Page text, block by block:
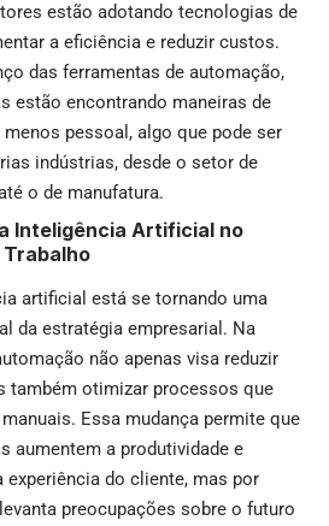
estão adotando tecnologias de
a eficiência e reduzir custos.
das ferramentas de automação,
estão encontrando maneiras de
pessoal, algo que pode ser
indústrias, desde o setor de
o de manufatura.
Inteligência Artificial no
Trabalho
artificial está se tornando uma
da estratégia empresarial. Na
não apenas visa reduzir
também otimizar processos que
Essa mudança permite que
aumentem a produtividade e
experiência do cliente, mas por
preocupações sobre o futuro